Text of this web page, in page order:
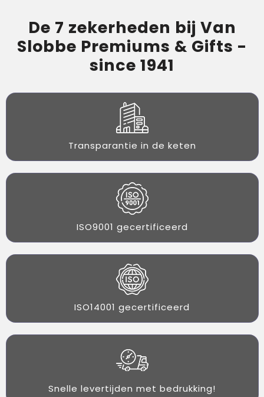
De 7 zekerheden bij Van
Slobbe Premiums & Gifts -
since 1941
Transparantie in de keten
ISO9001 gecertificeerd
ISO14001 gecertificeerd
Snelle levertijden met bedrukking!